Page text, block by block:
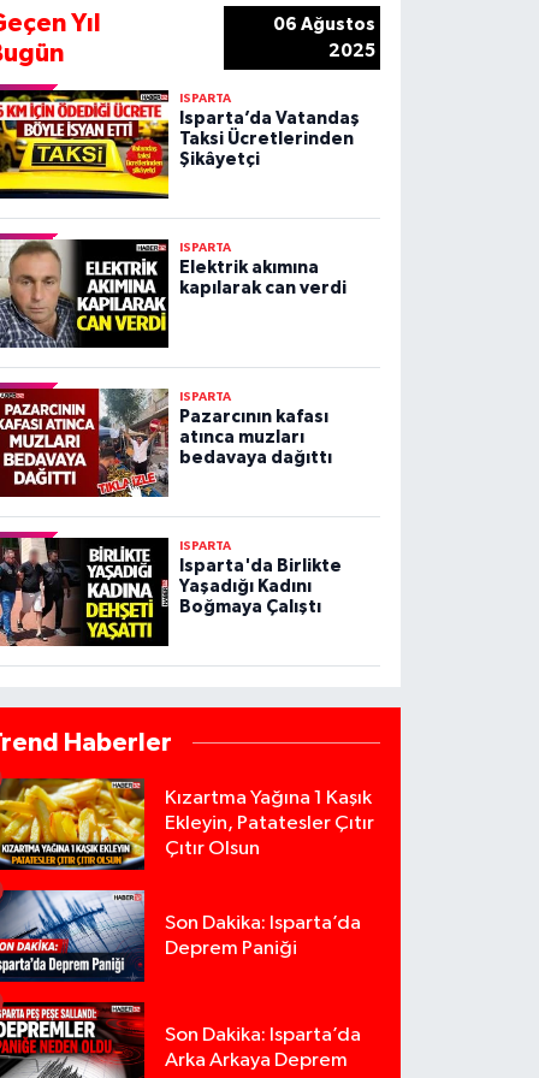
Yıl
06 Ağustos
2025
ISPARTA
Isparta’da Vatandaş
Taksi Ücretlerinden
Şikâyetçi
ISPARTA
Elektrik akımına
kapılarak can verdi
ISPARTA
Pazarcının kafası
atınca muzları
bedavaya dağıttı
ISPARTA
Isparta'da Birlikte
Yaşadığı Kadını
Boğmaya Çalıştı
Haberler
Kızartma Yağına 1 Kaşık
Ekleyin, Patatesler Çıtır
Çıtır Olsun
Son Dakika: Isparta’da
Deprem Paniği
Son Dakika: Isparta’da
Arka Arkaya Deprem